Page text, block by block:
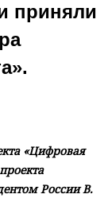
приняли
«Цифровая
России В.